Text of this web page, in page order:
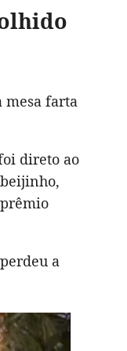
mesa farta
direto ao
a